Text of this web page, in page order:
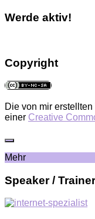
Werde aktiv!
Copyright
Die von mir
einer Creative
Mehr
Speaker / Trainer